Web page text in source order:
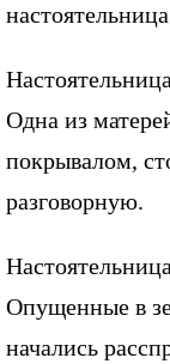
Одна из
покрывалом,
разговорную.
Опущенные в
начались